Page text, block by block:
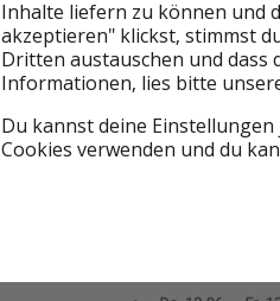
✈️ Reisebeispiel
Inhalte liefern zu können und
akzeptieren" klickst, stimmst
Dritten austauschen und dass
Informationen, lies bitte
Du kannst deine
Cookies verwenden und du